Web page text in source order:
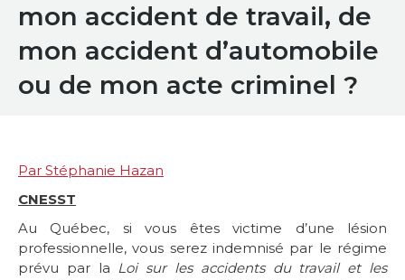
mon accident de travail, de
mon accident d’automobile
ou de mon acte criminel ?
Par Stéphanie Hazan
CNESST
Au Québec, si vous êtes victime d’une lésion
professionnelle, vous serez indemnisé par le régime
prévu par la Loi sur les accidents du travail et les